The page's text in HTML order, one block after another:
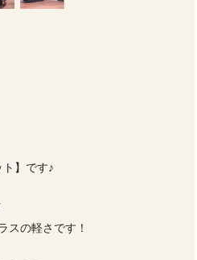
ト】です♪
スの軽さです！